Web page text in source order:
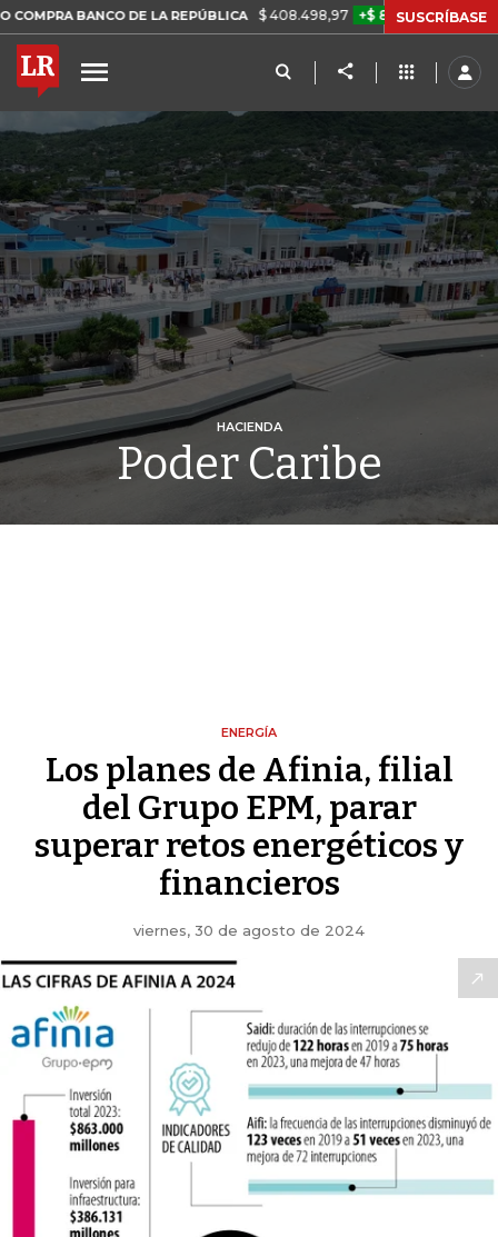
DE LA REPÚBLICA $ 408.498,97 +$ 8.753,81 +2,19% TASA
SUSCRÍBASE
HACIENDA
Poder Caribe
ENERGÍA
Los planes de Afinia, filial
del Grupo EPM, parar
superar retos energéticos y
financieros
viernes, 30 de agosto de 2024